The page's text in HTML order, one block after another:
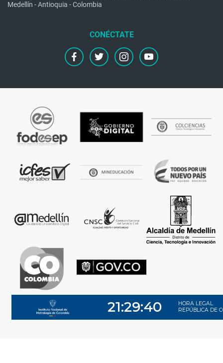
Medellín - Antioquia - Colombia